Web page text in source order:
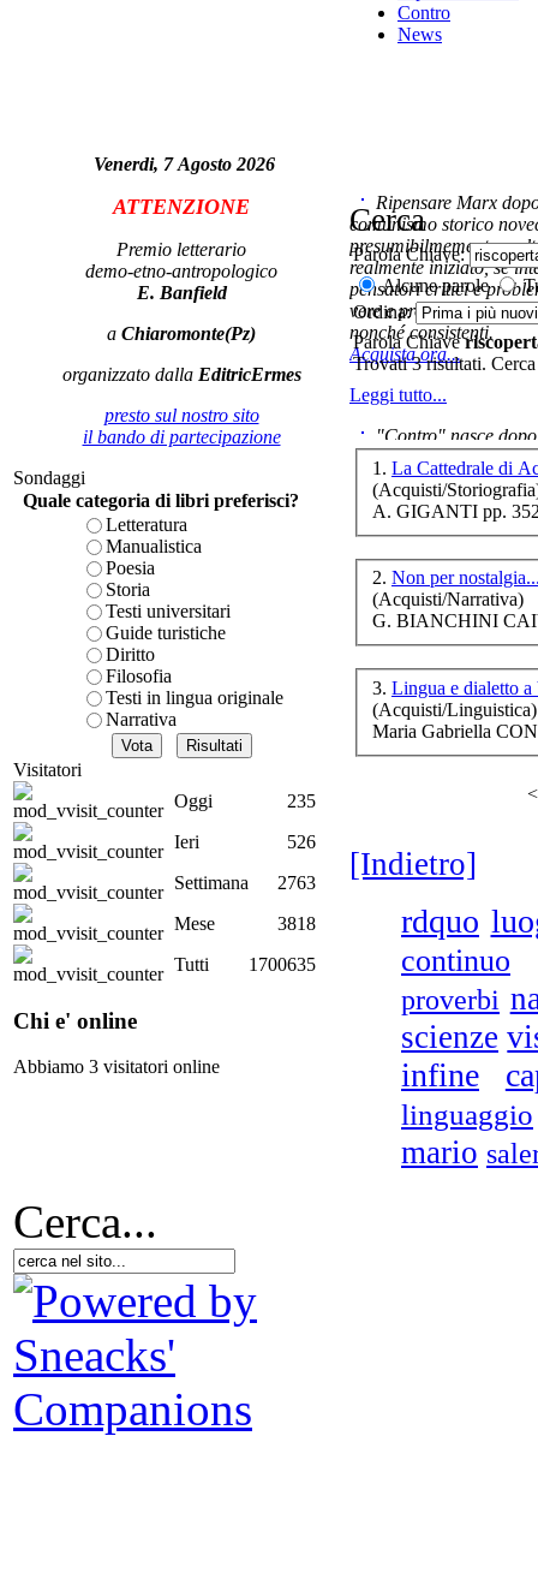
-
Venerdi, 7 Agosto 2026
ATTENZIONE
Premio letterario
demo-etno-antropologico
E. Banfield
a Chiaromonte(Pz)
organizzato dalla EditricErmes
presto sul nostro sito
il bando di partecipazione
Sondaggi
Quale categoria di libri preferisci?
Letteratura
Manualistica
Poesia
Storia
Testi universitari
Guide turistiche
Diritto
Filosofia
Testi in lingua originale
Narrativa
Visitatori
Oggi
235
Ieri
526
Settimana
2763
Mese
3818
Tutti
1700635
Chi e' online
Abbiamo 3 visitatori online
Contro
News
Ripensare Marx
comunismo storico
presumibilmemente
realmente iniziato, se
pensatori critici e
vere e proprie correnti
nonché consistenti.
Acquista ora...
Leggi tutto...
"Contro" nasce
cominciato con la
ripensaremarx. i saggi
questa collaborazione
è teorica, sempre però
presente fase.
Acquista ora...
A feed could not be
http://www.lastampa.it/
Cerca
Parola Chiave:
Alcune parole
Ordina:
Parola Chiave
Trovati 3 risultati.
1. La Cattedrale di
(Acquisti/
A. GIGANTI pp.
2. Non per
(Acquisti/Narrativa)
G. BIANCHINI
3. Lingua e dialetto
(Acquisti/Linguistica)
Maria Gabriella
[Indietro]
rdquo
continuo
proverbi
scienze
infine
linguaggio
mario
Cerca...